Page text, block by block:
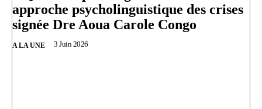
approche psycholinguistique des crises
signée Dre Aoua Carole Congo
A LA UNE 3 Juin 2026